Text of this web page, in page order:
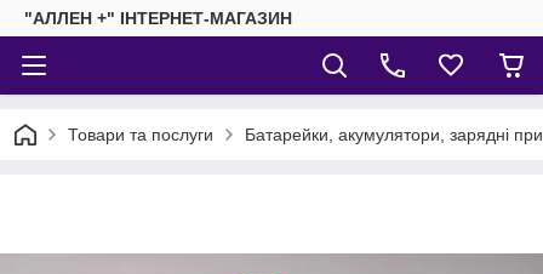
"АЛЛЕН +" ІНТЕРНЕТ-МАГАЗИН
Товари та послуги Батарейки, акумулятори, зарядні